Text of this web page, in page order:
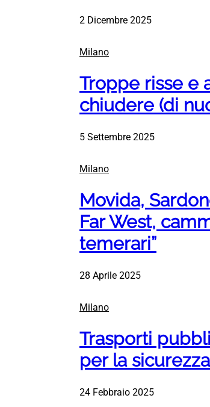
2 Dicembre 2025
Milano
Troppe risse e
chiudere (di
5 Settembre 2025
Milano
Movida,
Far West,
temerari”
28 Aprile 2025
Milano
Trasporti
per la
24 Febbraio 2025